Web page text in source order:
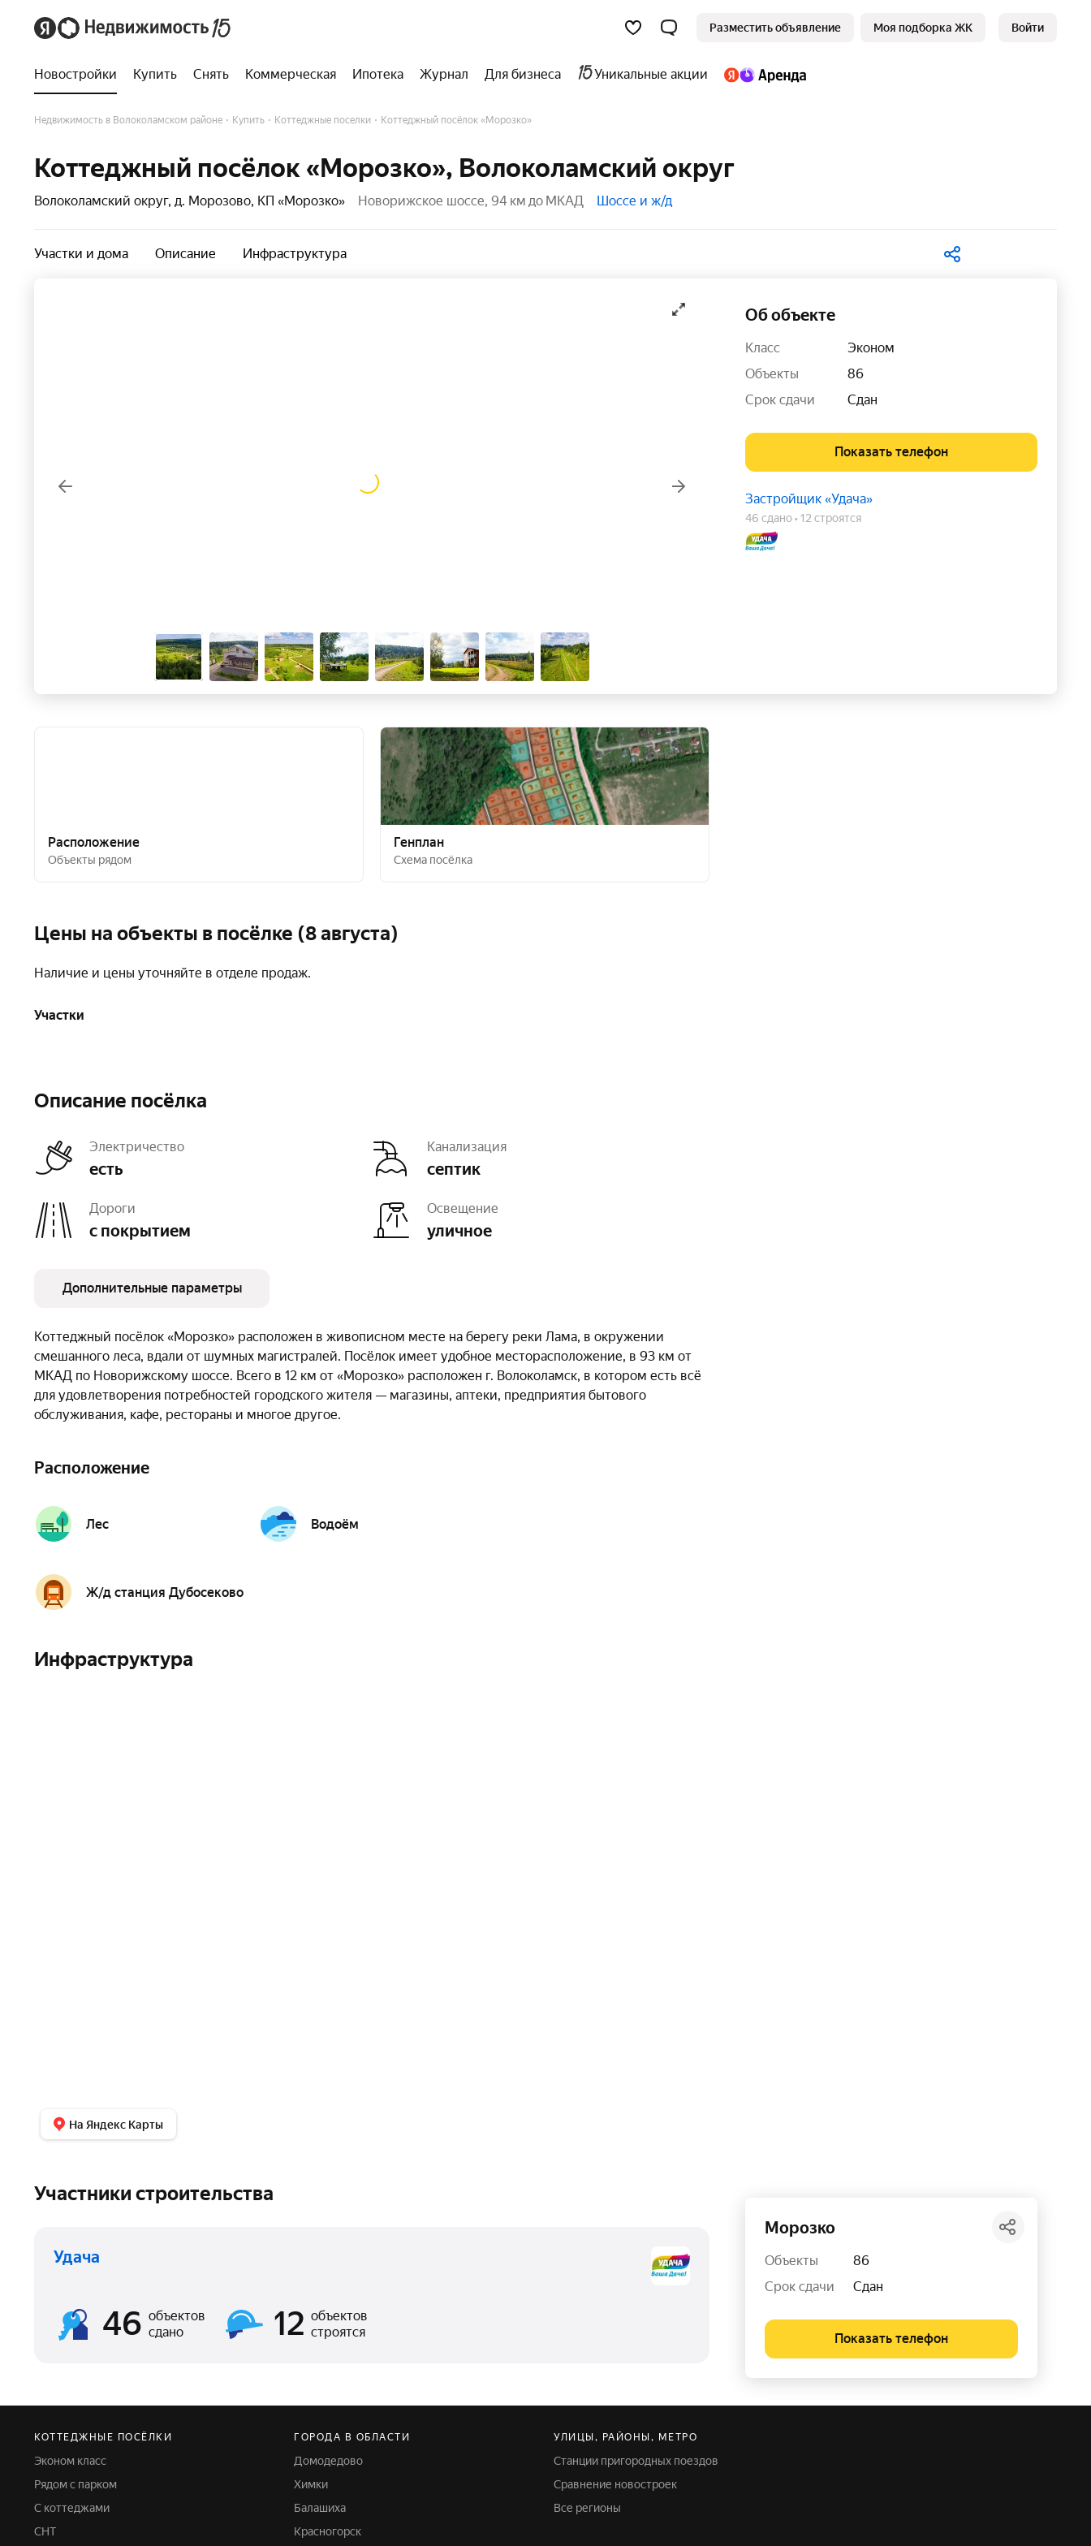
Разместить объявление Моя подборка ЖК Войти
Новостройки Купить Снять Коммерческая Ипотека Журнал Для бизнеса Уникальные акции
Недвижимость в Волоколамском районе Купить Коттеджные поселки Коттеджный посёлок «Морозко»
Коттеджный посёлок «Морозко», Волоколамский округ
Волоколамский округ, д. Морозово, КП «Морозко» Новорижское шоссе, 94 км до МКАД Шоссе и ж/д
Участки и дома Описание Инфраструктура
Об объекте
Класс
Эконом
Объекты
86
Срок сдачи
Сдан
Показать телефон
Застройщик «Удача»
46 сдано 12 строятся
Расположение
Объекты рядом
Генплан
Схема посёлка
Цены на объекты в посёлке (8 августа)
Наличие и цены уточняйте в отделе продаж.
Участки
Описание посёлка
Электричество
есть
Канализация
септик
Дороги
с покрытием
Освещение
уличное
Число объектов86 Очереди 1
Дополнительные параметры
Коттеджный посёлок «Морозко» расположен в живописном месте на берегу реки Лама, в окружении
смешанного леса, вдали от шумных магистралей. Посёлок имеет удобное месторасположение, в 93 км от
МКАД по Новорижскому шоссе. Всего в 12 км от «Морозко» расположен г. Волоколамск, в котором есть всё
для удовлетворения потребностей городского жителя — магазины, аптеки, предприятия бытового
обслуживания, кафе, рестораны и многое другое.
Расположение
Лес Водоём
Ж/д станция Дубосеково
Инфраструктура
На Яндекс Карты
Участники строительства
Удача
46 объектов
сдано
12 объектов
строятся
Морозко
Объекты
86
Срок сдачи
Сдан
Показать телефон
КОТТЕДЖНЫЕ ПОСЁЛКИ
Эконом класс
Рядом с парком
C коттеджами
СНТ
ГОРОДА В ОБЛАСТИ
Домодедово
Химки
Балашиха
Красногорск
УЛИЦЫ, РАЙОНЫ, МЕТРО
Станции пригородных поездов
Сравнение новостроек
Все регионы